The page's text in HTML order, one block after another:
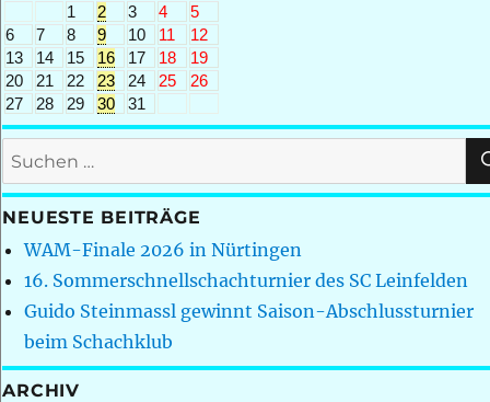
1
2 3 4
5
6
7 8 9 10 11
12
13
14 15 16 17 18
19
20
21 22 23 24 25
26
27
28 29 30 31
Suchen
nach:
NEUESTE BEITRÄGE
WAM-Finale 2026 in Nürtingen
16. Sommerschnellschachturnier des SC Leinfelden
Guido Steinmassl gewinnt Saison-Abschlussturnier
beim Schachklub
ARCHIV